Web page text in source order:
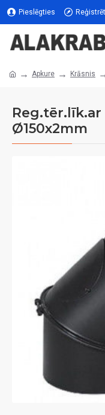
Pieslēgties
Apkure Krāsnis
Ø150x2mm